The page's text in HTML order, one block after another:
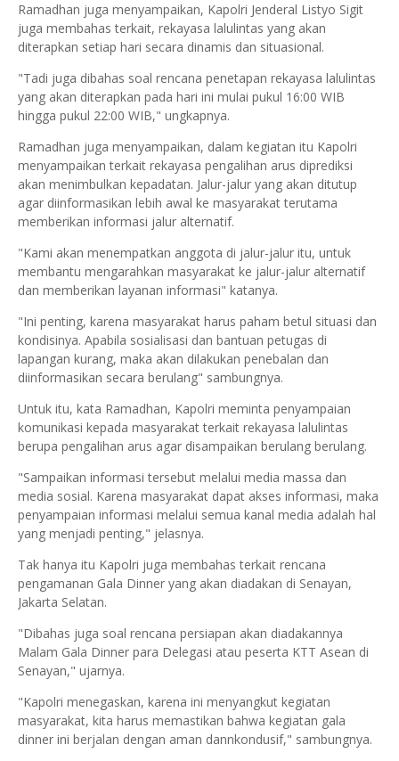
Ramadhan juga menyampaikan, Kapolri Jenderal Listyo Sigit
juga membahas terkait, rekayasa lalulintas yang akan
diterapkan setiap hari secara dinamis dan situasional.
"Tadi juga dibahas soal rencana penetapan rekayasa lalulintas
yang akan diterapkan pada hari ini mulai pukul 16:00 WIB
hingga pukul 22:00 WIB," ungkapnya.
Ramadhan juga menyampaikan, dalam kegiatan itu Kapolri
menyampaikan terkait rekayasa pengalihan arus diprediksi
akan menimbulkan kepadatan. Jalur-jalur yang akan ditutup
agar diinformasikan lebih awal ke masyarakat terutama
memberikan informasi jalur alternatif.
"Kami akan menempatkan anggota di jalur-jalur itu, untuk
membantu mengarahkan masyarakat ke jalur-jalur alternatif
dan memberikan layanan informasi" katanya.
"Ini penting, karena masyarakat harus paham betul situasi dan
kondisinya. Apabila sosialisasi dan bantuan petugas di
lapangan kurang, maka akan dilakukan penebalan dan
diinformasikan secara berulang" sambungnya.
Untuk itu, kata Ramadhan, Kapolri meminta penyampaian
komunikasi kepada masyarakat terkait rekayasa lalulintas
berupa pengalihan arus agar disampaikan berulang berulang.
"Sampaikan informasi tersebut melalui media massa dan
media sosial. Karena masyarakat dapat akses informasi, maka
penyampaian informasi melalui semua kanal media adalah hal
yang menjadi penting," jelasnya.
Tak hanya itu Kapolri juga membahas terkait rencana
pengamanan Gala Dinner yang akan diadakan di Senayan,
Jakarta Selatan.
"Dibahas juga soal rencana persiapan akan diadakannya
Malam Gala Dinner para Delegasi atau peserta KTT Asean di
Senayan," ujarnya.
"Kapolri menegaskan, karena ini menyangkut kegiatan
masyarakat, kita harus memastikan bahwa kegiatan gala
dinner ini berjalan dengan aman dannkondusif," sambungnya.